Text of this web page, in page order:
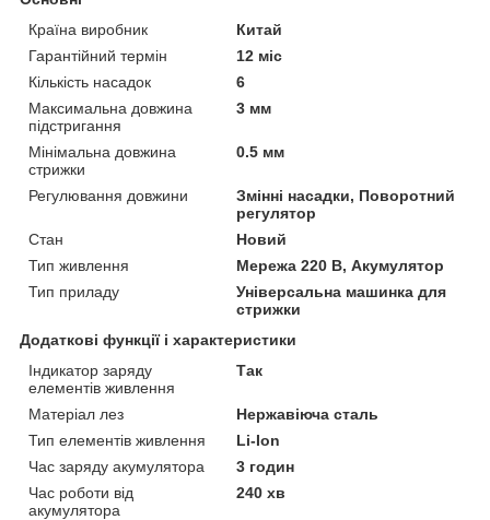
Країна виробник
Китай
Гарантійний термін
12 міс
Кількість насадок
6
Максимальна довжина
підстригання
3 мм
Мінімальна довжина
стрижки
0.5 мм
Регулювання довжини
Змінні насадки, Поворотний
регулятор
Стан
Новий
Тип живлення
Мережа 220 В, Акумулятор
Тип приладу
Універсальна машинка для
стрижки
Додаткові функції і характеристики
Індикатор заряду
елементів живлення
Так
Матеріал лез
Нержавіюча сталь
Тип елементів живлення
Li-Ion
Час заряду акумулятора
3 годин
Час роботи від
акумулятора
240 хв